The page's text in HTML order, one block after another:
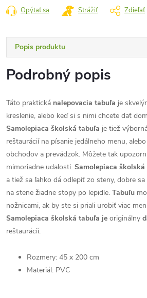
Opýtať sa Strážiť Zdieľať
Popis produktu
Podrobný popis
Táto praktická nalepovacia tabuľa je
kreslenie, alebo keď si s nimi chcete dať
Samolepiaca školská tabuľa je tiež
reštaurácií na písanie jedálneho menu, alebo
obchodov a prevádzok. Môžete tak
mimoriadne udalosti. Samolepiaca
a tiež sa ľahko dá odlepiť zo steny, dobre
na stene žiadne stopy po lepidle. Tabuľu
nožnicami, ak by ste si priali urobiť viac
Samolepiaca školská tabuľa je originálny
reštaurácií.
Rozmery: 45 x 200 cm
Materiál: PVC